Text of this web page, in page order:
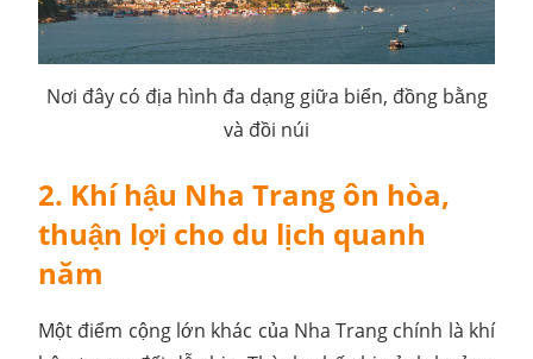
Nơi đây có địa hình đa dạng giữa biển, đồng bằng
và đồi núi
2. Khí hậu Nha Trang ôn hòa,
thuận lợi cho du lịch quanh
năm
Một điểm cộng lớn khác của Nha Trang chính là khí